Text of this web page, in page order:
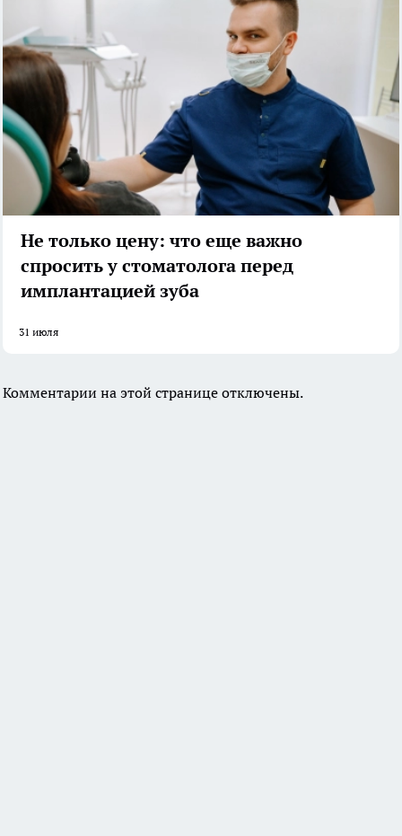
Не только цену: что еще важно
спросить у стоматолога перед
имплантацией зуба
31 июля
Комментарии на этой странице отключены.